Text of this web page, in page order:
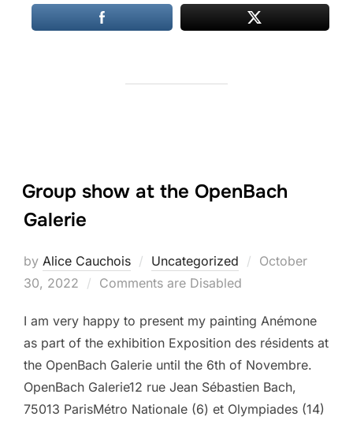
Group show at the OpenBach
Galerie
by Alice Cauchois Uncategorized
Posted
October
30, 2022
Comments are Disabled
I am very happy to present my painting Anémone
as part of the exhibition Exposition des résidents at
the OpenBach Galerie until the 6th of Novembre.
OpenBach Galerie12 rue Jean Sébastien Bach,
75013 ParisMétro Nationale (6) et Olympiades (14)